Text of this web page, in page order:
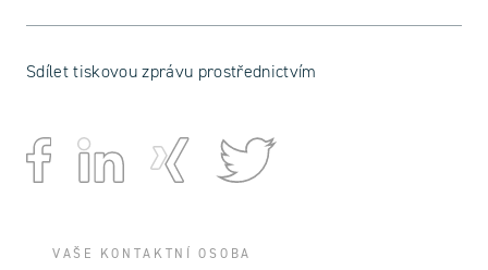
Sdílet tiskovou zprávu prostřednictvím
VAŠE KONTAKTNÍ OSOBA